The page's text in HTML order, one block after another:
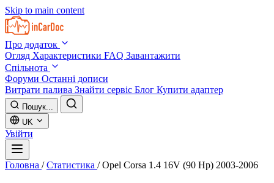
Skip to main content
Про додаток
Огляд Характеристики FAQ Завантажити
Спільнота
Форуми Останні дописи
Витрати палива Знайти сервіс Блог Купити адаптер
Пошук...
UK
Увійти
Головна / Статистика / Opel Corsa 1.4 16V (90 Hp) 2003-2006